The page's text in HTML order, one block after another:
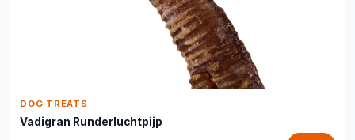
DOG TREATS
Vadigran Runderluchtpijp